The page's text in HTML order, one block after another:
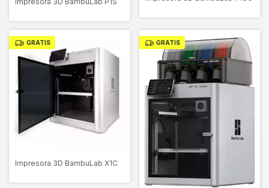
GRATIS
Impresora 3D BambuLab X1C
GRATIS